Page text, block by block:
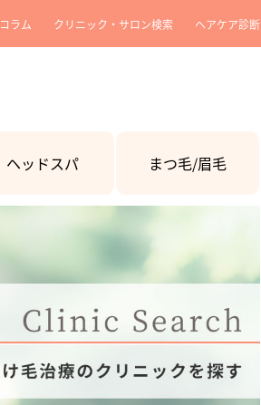
コラム クリニック・サロン検索 ヘアケア診断
ヘッドスパ まつ毛/眉毛